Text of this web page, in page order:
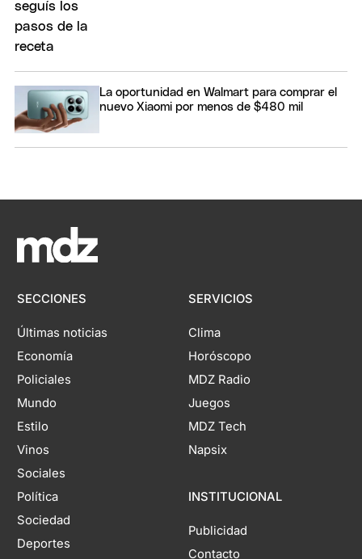
La oportunidad en Walmart para comprar el
nuevo Xiaomi por menos de $480 mil
SECCIONES
Últimas noticias
Economía
Policiales
Mundo
Estilo
Vinos
Sociales
Política
Sociedad
Deportes
SERVICIOS
Clima
Horóscopo
MDZ Radio
Juegos
MDZ Tech
Napsix
INSTITUCIONAL
Publicidad
Contacto